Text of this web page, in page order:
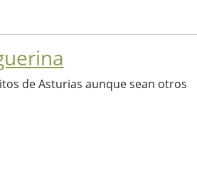
de Asturias aunque sean otros